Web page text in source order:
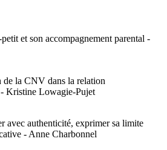
et son accompagnement parental -
de la CNV dans la relation
Kristine Lowagie-Pujet
avec authenticité, exprimer sa limite
- Anne Charbonnel